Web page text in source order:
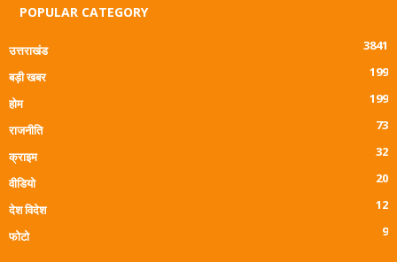
POPULAR CATEGORY
उत्तराखंड
3841
बड़ी खबर
199
होम
199
राजनीति
73
क्राइम
32
वीडियो
20
देश विदेश
12
फोटो
9